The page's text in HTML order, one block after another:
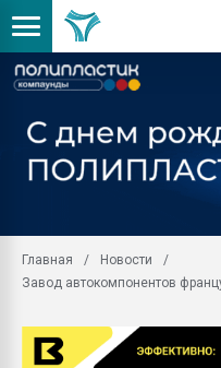
Главная
Новости
Завод автокомпонентов